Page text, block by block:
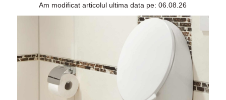
Am modificat articolul ultima data pe: 06.08.26